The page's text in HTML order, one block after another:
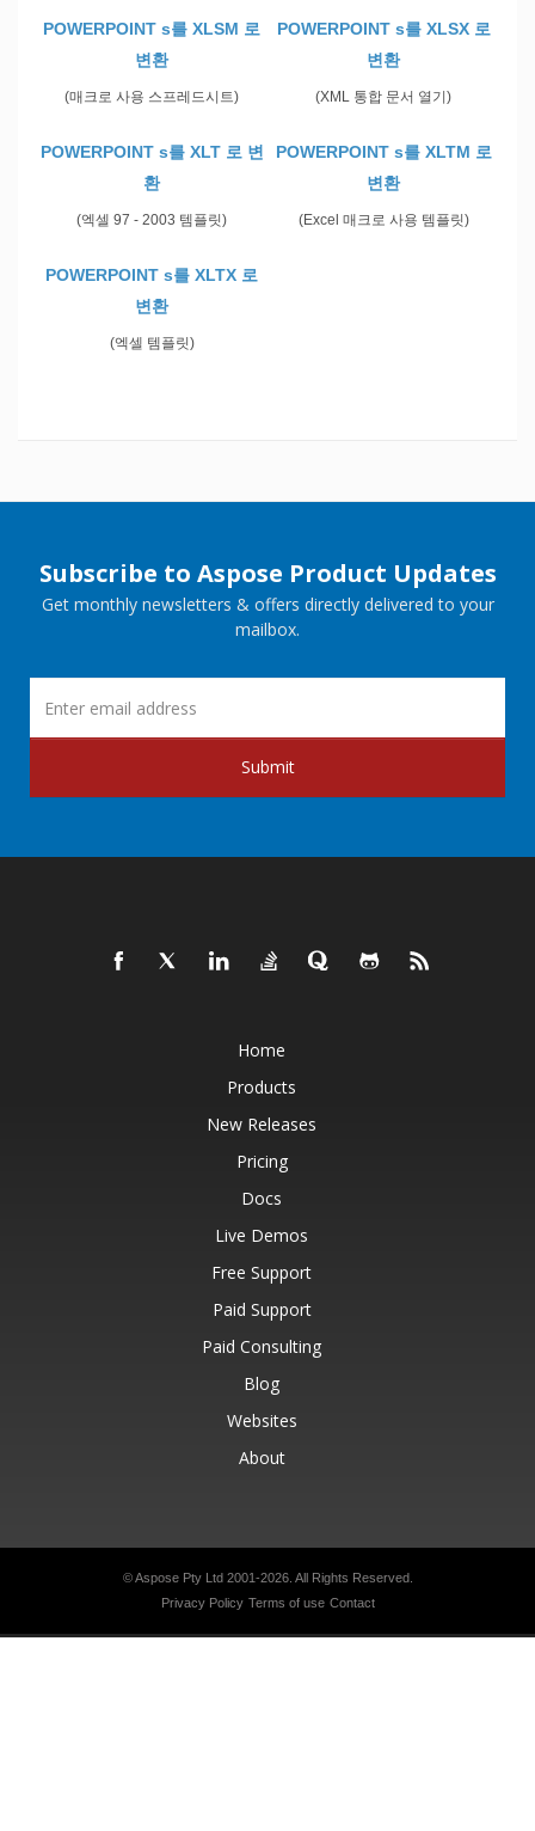
POWERPOINT s를 XLSM 로
변환
(매크로 사용 스프레드시트)
POWERPOINT s를 XLSX 로
변환
(XML 통합 문서 열기)
POWERPOINT s를 XLT 로 변
환
(엑셀 97 - 2003 템플릿)
POWERPOINT s를 XLTM 로
변환
(Excel 매크로 사용 템플릿)
POWERPOINT s를 XLTX 로
변환
(엑셀 템플릿)
Subscribe to Aspose Product Updates
Get monthly newsletters & offers directly delivered to your
mailbox.
Submit
Home
Products
New Releases
Pricing
Docs
Live Demos
Free Support
Paid Support
Paid Consulting
Blog
Websites
About
© Aspose Pty Ltd 2001-2026. All Rights Reserved.
Privacy Policy Terms of use Contact